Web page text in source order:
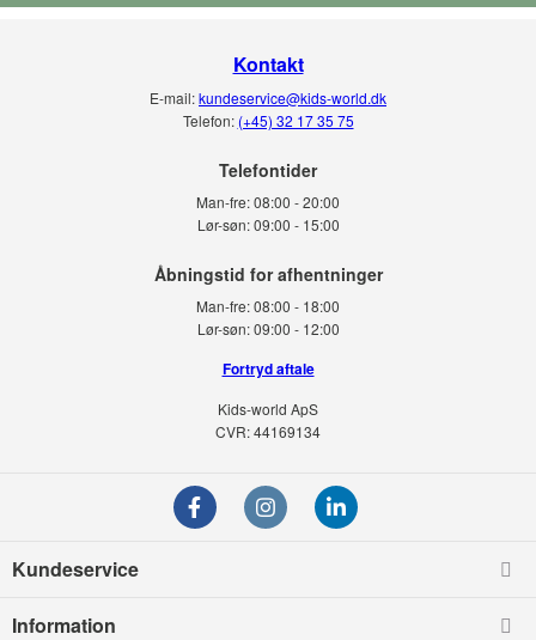
Kontakt
E-mail:kundeservice@kids-world.dk
Telefon: (+45) 32 17 35 75
Telefontider
Man-fre:08:00 - 20:00
Lør-søn: 09:00 - 15:00
Man-fre:08:00 - 18:00
Lør-søn:09:00 - 12:00
Fortryd aftale
Kids-world ApS
CVR: 44169134
Kundeservice
Information